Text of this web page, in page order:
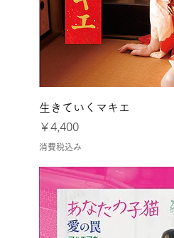
生きていくマキエ
価格
￥4,400
消費税込み